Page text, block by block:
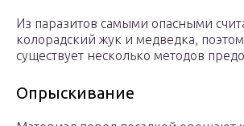
Из паразитов самыми опасными
колорадский жук и медведка,
существует несколько методов
Опрыскивание